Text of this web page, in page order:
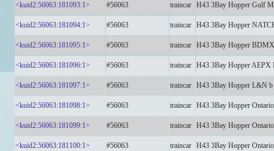
<kuid2:56063:181093:1> #56063 traincar H43 3Bay Hopper Gulf
<kuid2:56063:181094:1> #56063 traincar H43 3Bay Hopper
<kuid2:56063:181095:1> #56063 traincar H43 3Bay Hopper
<kuid2:56063:181096:1> #56063 traincar H43 3Bay Hopper
<kuid2:56063:181097:1> #56063 traincar H43 3Bay Hopper L&N
<kuid2:56063:181098:1> #56063 traincar H43 3Bay Hopper
<kuid2:56063:181099:1> #56063 traincar H43 3Bay Hopper
<kuid2:56063:181100:1> #56063 traincar H43 3Bay Hopper